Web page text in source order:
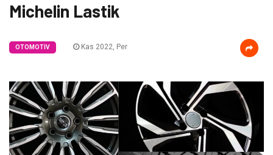
Michelin Lastik
OTOMOTIV Kas 2022, Per